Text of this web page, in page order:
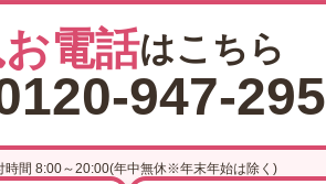
お電話はこちら
947-295
時間 8:00～20:00(年中無休※年末年始は除く)